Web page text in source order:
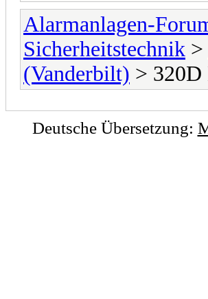
Alarmanlagen-
Sicherheitstechnik >
(Vanderbilt) >
Deutsche Übersetzung: